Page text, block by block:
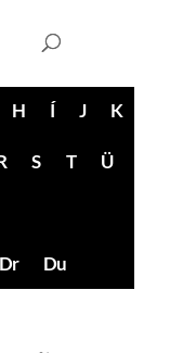
H Í J K
S T Ü
Dr Du